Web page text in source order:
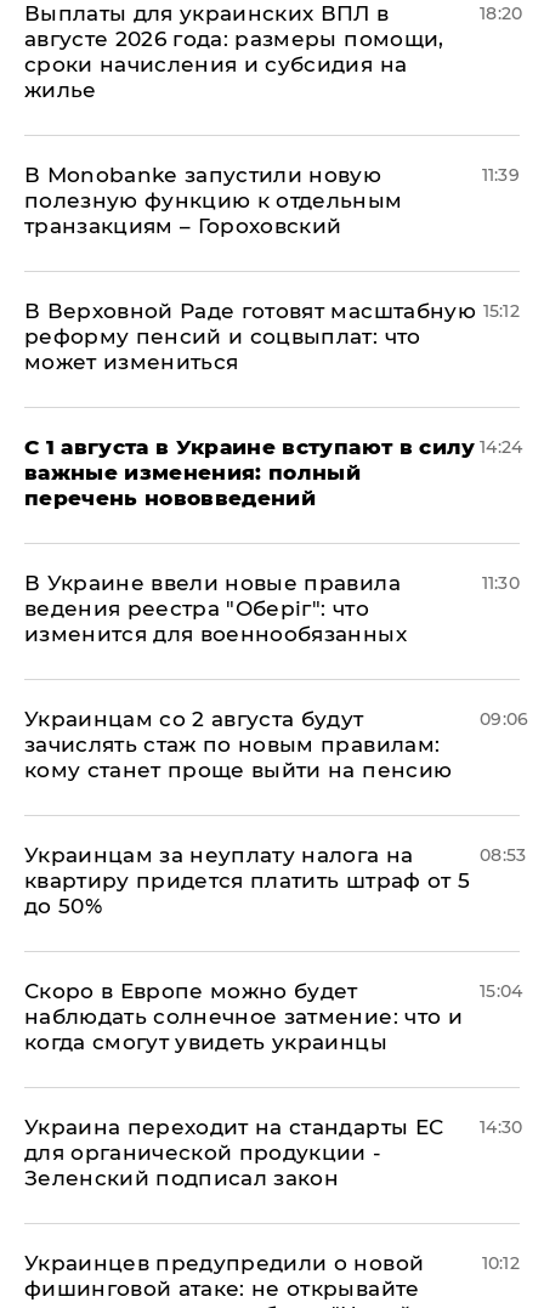
Выплаты для украинских ВПЛ в
августе 2026 года: размеры помощи,
сроки начисления и субсидия на
жилье
18:20
В Мonobankе запустили новую
полезную функцию к отдельным
транзакциям – Гороховский
11:39
В Верховной Раде готовят масштабную
реформу пенсий и соцвыплат: что
может измениться
15:12
С 1 августа в Украине вступают в силу
важные изменения: полный
перечень нововведений
14:24
В Украине ввели новые правила
ведения реестра "Оберіг": что
изменится для военнообязанных
11:30
Украинцам со 2 августа будут
зачислять стаж по новым правилам:
кому станет проще выйти на пенсию
09:06
Украинцам за неуплату налога на
квартиру придется платить штраф от 5
до 50%
08:53
Скоро в Европе можно будет
наблюдать солнечное затмение: что и
когда смогут увидеть украинцы
15:04
Украина переходит на стандарты ЕС
для органической продукции -
Зеленский подписал закон
14:30
Украинцев предупредили о новой
фишинговой атаке: не открывайте
10:12